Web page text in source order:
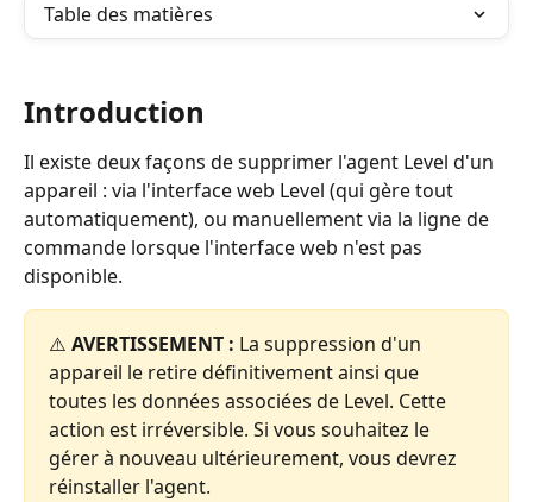
Table des matières
Introduction
Il existe deux façons de supprimer l'agent Level d'un
appareil : via l'interface web Level (qui gère tout
automatiquement), ou manuellement via la ligne de
commande lorsque l'interface web n'est pas
disponible.
⚠️ AVERTISSEMENT : La suppression d'un
appareil le retire définitivement ainsi que
toutes les données associées de Level. Cette
action est irréversible. Si vous souhaitez le
gérer à nouveau ultérieurement, vous devrez
réinstaller l'agent.